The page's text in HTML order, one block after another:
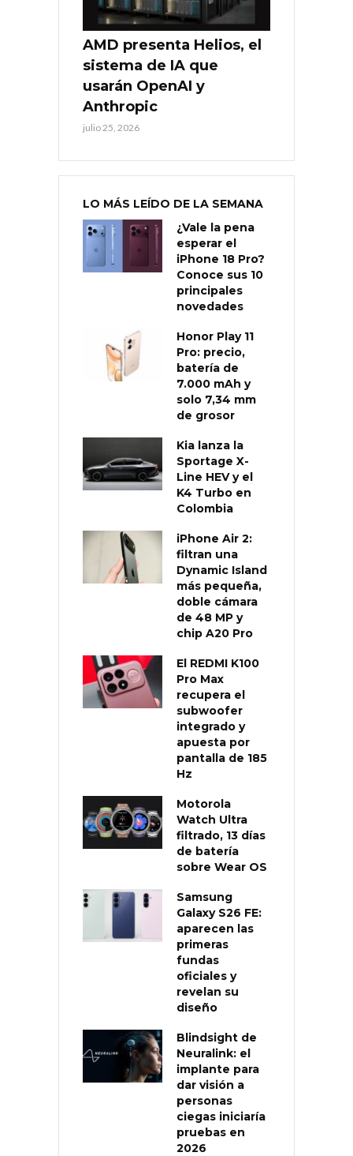
AMD presenta Helios, el
sistema de IA que
usarán OpenAI y
Anthropic
julio 25, 2026
LO MÁS LEÍDO DE LA SEMANA
¿Vale la pena
esperar el
iPhone 18 Pro?
Conoce sus 10
principales
novedades
Honor Play 11
Pro: precio,
batería de
7.000 mAh y
solo 7,34 mm
de grosor
Kia lanza la
Sportage X-
Line HEV y el
K4 Turbo en
Colombia
iPhone Air 2:
filtran una
Dynamic Island
más pequeña,
doble cámara
de 48 MP y
chip A20 Pro
El REDMI K100
Pro Max
recupera el
subwoofer
integrado y
apuesta por
pantalla de 185
Hz
Motorola
Watch Ultra
filtrado, 13 días
de batería
sobre Wear OS
Samsung
Galaxy S26 FE:
aparecen las
primeras
fundas
oficiales y
revelan su
diseño
Blindsight de
Neuralink: el
implante para
dar visión a
personas
ciegas iniciaría
pruebas en
2026